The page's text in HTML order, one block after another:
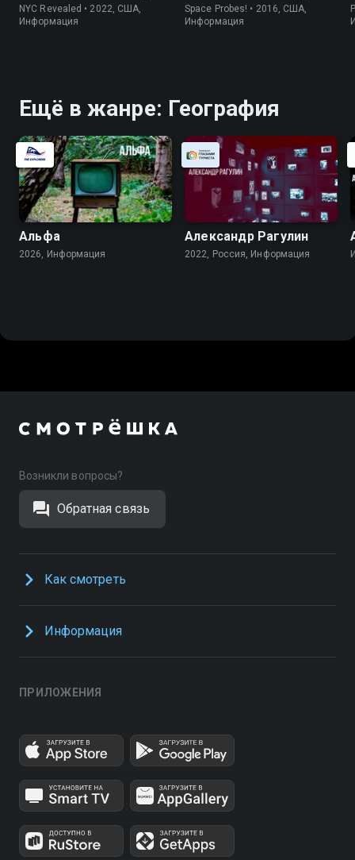
NYC Revealed • 2022, США,
Информация
Space Probes! • 2016, США,
Информация
Ещё в жанре: География
Альфа
2026, Информация
Александр Рагулин
2022, Россия, Информация
Возникли вопросы?
Обратная связь
Как смотреть
Информация
ПРИЛОЖЕНИЯ